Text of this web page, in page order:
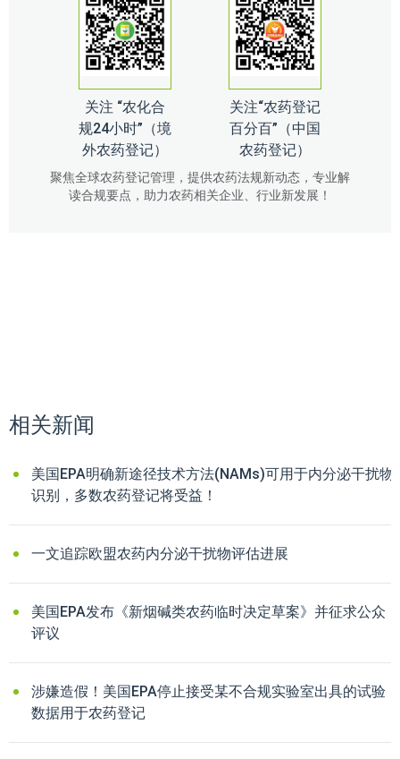
关注 “农化合
规24小时”（境
外农药登记）
关注“农药登记
百分百”（中国
农药登记）
聚焦全球农药登记管理，提供农药法规新动态，专业解
读合规要点，助力农药相关企业、行业新发展！
相关新闻
美国EPA明确新途径技术方法(NAMs)可用于内分泌干扰物
识别，多数农药登记将受益！
一文追踪欧盟农药内分泌干扰物评估进展
美国EPA发布《新烟碱类农药临时决定草案》并征求公众
评议
涉嫌造假！美国EPA停止接受某不合规实验室出具的试验
数据用于农药登记